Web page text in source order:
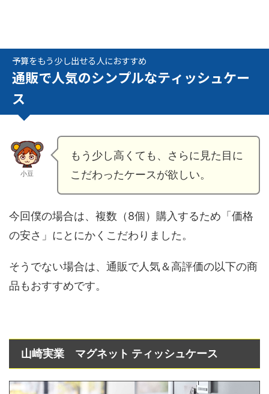
予算をもう少し出せる人におすすめ
通販で人気のシンプルなティッシュケー
ス
小豆
もう少し高くても、さらに見た目に
こだわったケースが欲しい。
今回僕の場合は、複数（8個）購入するため「価格
の安さ」にとにかくこだわりました。
そうでない場合は、通販で人気＆高評価の以下の商
品もおすすめです。
山崎実業 マグネット ティッシュケース